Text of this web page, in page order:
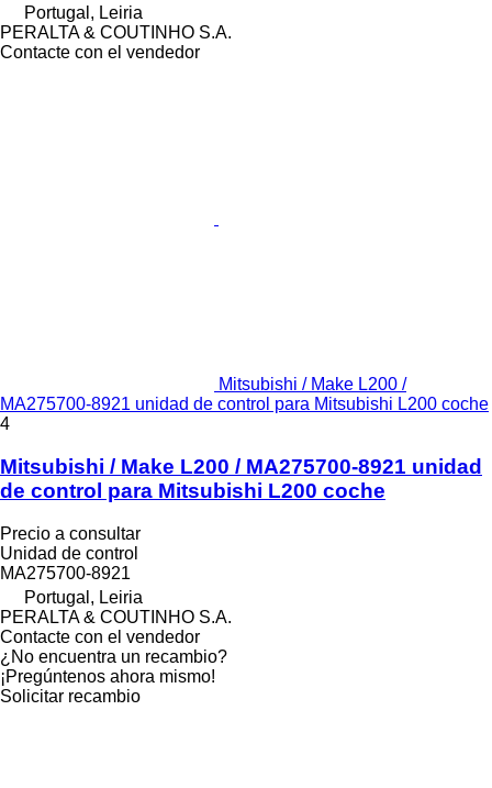
Portugal, Leiria
PERALTA & COUTINHO S.A.
Contacte con el vendedor
Mitsubishi / Make L200 /
MA275700-8921 unidad de control para Mitsubishi L200 coche
4
Mitsubishi / Make L200 / MA275700-8921 unidad
de control para Mitsubishi L200 coche
Precio a consultar
Unidad de control
MA275700-8921
Portugal, Leiria
PERALTA & COUTINHO S.A.
Contacte con el vendedor
¿No encuentra un recambio?
¡Pregúntenos ahora mismo!
Solicitar recambio